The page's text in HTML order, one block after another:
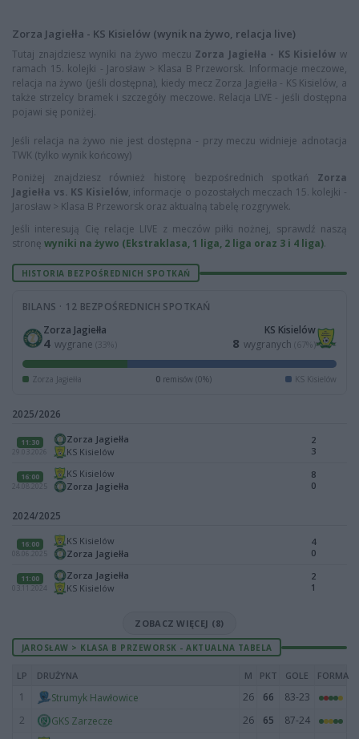
Zorza Jagiełła - KS Kisielów (wynik na żywo, relacja live)
Tutaj znajdziesz wyniki na żywo meczu Zorza Jagiełła - KS Kisielów w
ramach 15. kolejki - Jarosław > Klasa B Przeworsk. Informacje meczowe,
relacja na żywo (jeśli dostępna), kiedy mecz Zorza Jagiełła - KS Kisielów, a
także strzelcy bramek i szczegóły meczowe. Relacja LIVE - jeśli dostępna
pojawi się poniżej.
Jeśli relacja na żywo nie jest dostępna - przy meczu widnieje adnotacja
TWK (tylko wynik końcowy)
Poniżej znajdziesz również historę bezpośrednich spotkań Zorza
Jagiełła vs. KS Kisielów, informacje o pozostałych meczach 15. kolejki -
Jarosław > Klasa B Przeworsk oraz aktualną tabelę rozgrywek.
Jeśli interesują Cię relacje LIVE z meczów piłki nożnej, sprawdź naszą
stronę wyniki na żywo (Ekstraklasa, 1 liga, 2 liga oraz 3 i 4 liga).
HISTORIA BEZPOŚREDNICH SPOTKAŃ
BILANS · 12 BEZPOŚREDNICH SPOTKAŃ
Zorza Jagiełła
4 wygrane (33%)
KS Kisielów
8 wygranych (67%)
Zorza Jagiełła 0 remisów (0%) KS Kisielów
2025/2026
11:30
29.03.2026
Zorza Jagiełła
KS Kisielów
2
3
16:00
24.08.2025
KS Kisielów
Zorza Jagiełła
8
0
2024/2025
16:00
08.06.2025
KS Kisielów
Zorza Jagiełła
4
0
11:00
03.11.2024
Zorza Jagiełła
KS Kisielów
2
1
ZOBACZ WIĘCEJ (8)
JAROSŁAW > KLASA B PRZEWORSK - AKTUALNA TABELA
LP DRUŻYNA M PKT GOLE FORMA
1 Strumyk Hawłowice 26 66
83-23
2
GKS Zarzecze 26 65
87-24